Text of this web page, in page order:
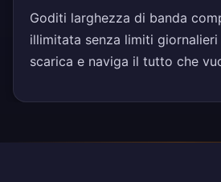
Goditi larghezza di banda
illimitata senza limiti
scarica e naviga il tutto che